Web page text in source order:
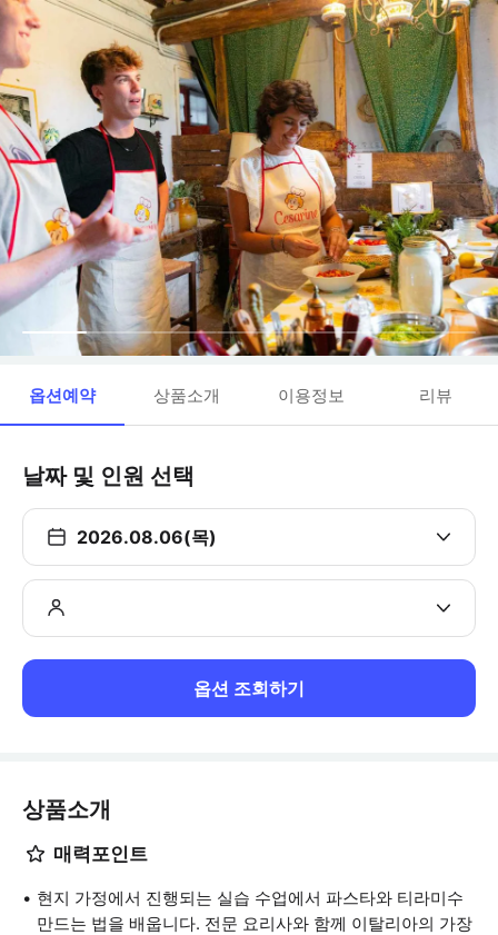
옵션예약 상품소개 이용정보 리뷰
날짜 및 인원 선택
2026.08.06(목)
옵션 조회하기
상품소개
매력포인트
현지 가정에서 진행되는 실습 수업에서 파스타와 티라미수
만드는 법을 배웁니다. 전문 요리사와 함께 이탈리아의 가장